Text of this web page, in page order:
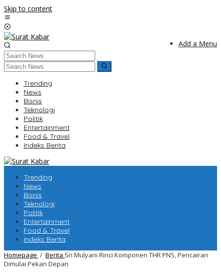
Skip to content
Add a Menu
Trending
News
Bisnis
Teknologi
Politik
Entertainment
Food & Travel
Indeks Berita
Trending
News
Bisnis
Teknologi
Politik
Entertainment
Food & Travel
Indeks Berita
Homepage / Berita Sri Mulyani Rinci Komponen THR PNS, Pencairan
Dimulai Pekan Depan